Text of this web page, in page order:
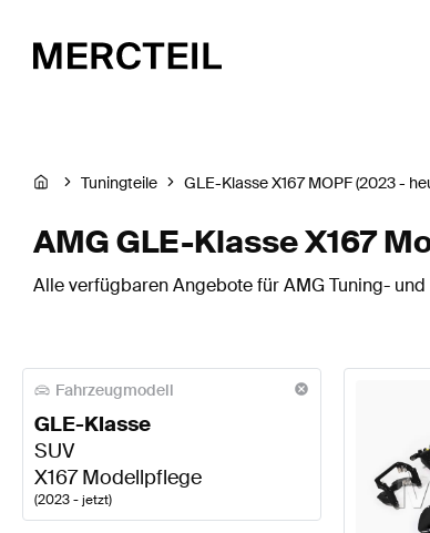
Tuningteile GLE-Klasse X167 MOPF (2023 -
AMG GLE-Klasse X167
Alle verfügbaren Angebote für AMG Tuning-
Fahrzeugmodell
GLE-Klasse
SUV
X167 Modellpflege
(2023 - jetzt)